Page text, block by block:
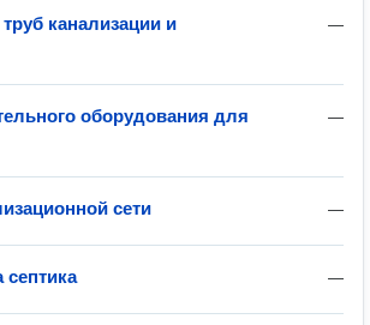
—
канализации и
—
оборудования для
—
сети
—